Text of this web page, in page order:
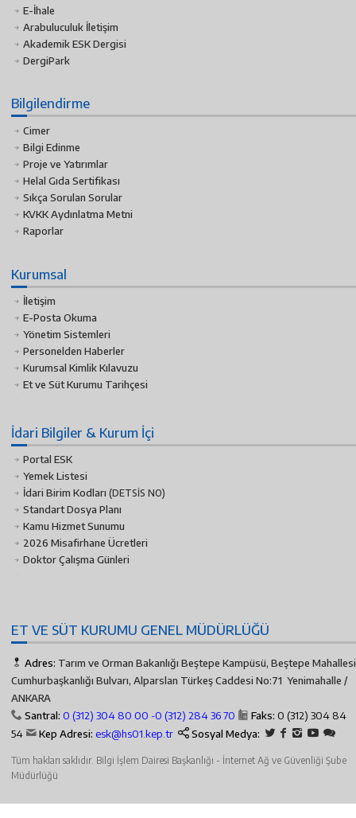
E-İhale
Arabuluculuk İletişim
Akademik ESK Dergisi
DergiPark
Bilgilendirme
Cimer
Bilgi Edinme
Proje ve Yatırımlar
Helal Gıda Sertifikası
Sıkça Sorulan Sorular
KVKK Aydınlatma Metni
Raporlar
Kurumsal
İletişim
E-Posta Okuma
Yönetim Sistemleri
Personelden Haberler
Kurumsal Kimlik Kılavuzu
Et ve Süt Kurumu Tarihçesi
İdari Bilgiler & Kurum İçi
Portal ESK
Yemek Listesi
İdari Birim Kodları (DETSİS NO)
Standart Dosya Planı
Kamu Hizmet Sunumu
2026 Misafirhane Ücretleri
Doktor Çalışma Günleri
ET VE SÜT KURUMU GENEL MÜDÜRLÜĞÜ
Adres: Tarım ve Orman Bakanlığı Beştepe Kampüsü, Beştepe
Cumhurbaşkanlığı Bulvarı, Alparslan Türkeş Caddesi No:71 Yenimahalle /
ANKARA
Santral: 0 (312) 304 80 00 -0 (312) 284 36 70 Faks: 0 (312) 304 84
54
Kep Adresi: esk@hs01.kep.tr Sosyal Medya:
Tüm hakları saklıdır. Bilgi İşlem Dairesi Başkanlığı - İnternet Ağ ve Güvenliği Şube
Müdürlüğü